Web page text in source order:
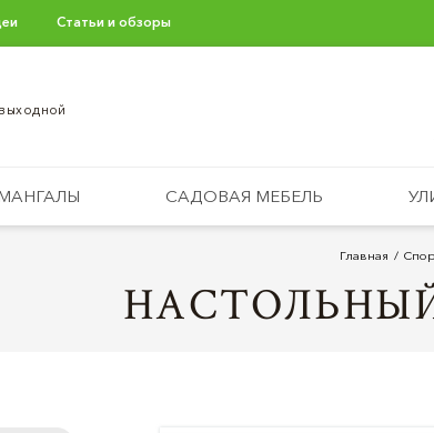
Статьи и обзоры
САДОВАЯ МЕБЕЛЬ
Главная
НАСТОЛЬНЫЙ